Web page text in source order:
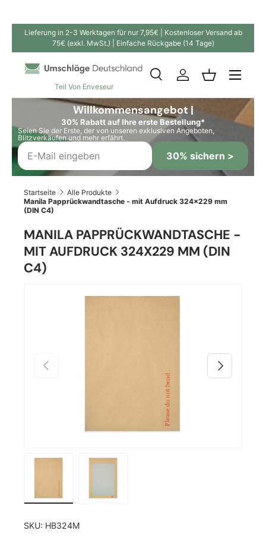
Direkt zum Inhalt
Lieferung in 2-3 Werktagen für nur 7,95€ | Kostenloser Versand ab
75€ (exkl. MwSt.) | Einfache Rückgabe (14 Tage)
Teil Von Enveseur
SuchenSuchen
SucheEinloggen
Willkommensangebot |
30% Rabatt auf Ihre erste Bestellung*
Seien Sie der Erste, der von unseren exklusiven Angeboten,
Blitzverkäufen und mehr erfährt.
30% sichern >
Startseite
Alle Produkte
Manila Papprückwandtasche - mit Aufdruck 324x229 mm
(DIN C4)
MANILA PAPPRÜCKWANDTASCHE -
MIT AUFDRUCK 324X229 MM (DIN
C4)
Vorherige Nächste
SKU: HB324M